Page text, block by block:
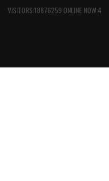
VISITORS:18876259 ONLINE NOW:4